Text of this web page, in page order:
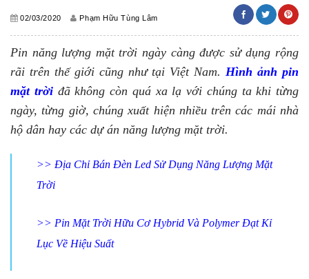
02/03/2020 Phạm Hữu Tùng Lâm
Pin năng lượng mặt trời ngày càng được sử dụng rộng
rãi trên thế giới cũng như tại Việt Nam.Hình ảnh pin
mặt trời đã không còn quá xa lạ với chúng ta khi từng
ngày, từng giờ, chúng xuất hiện nhiều trên các mái nhà
hộ dân hay các dự án năng lượng mặt trời.
>> Địa Chỉ Bán Đèn Led Sử Dụng Năng Lượng Mặt
Trời
>> Pin Mặt Trời Hữu Cơ Hybrid Và Polymer Đạt Kỉ
Lục Về Hiệu Suất